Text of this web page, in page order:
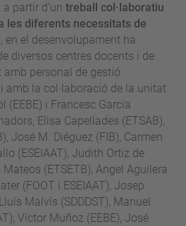
a partir d'un treball col·laboratiu
les diferents necessitats de
en el desenvolupament ha
diversos centres docents i de
amb personal de gestió
amb la col·laboració de la unitat
(EEBE) i Francesc García
Elisa Capellades (ETSAB),
José M. Diéguez (FIB), Carmen
(ESEIAAT), Judith Ortiz de
(ETSETB), Angel Aguilera
(FOOT i ESEIAAT), Josep
Malvís (SDDDST), Manuel
Víctor Muñoz (EEBE), José